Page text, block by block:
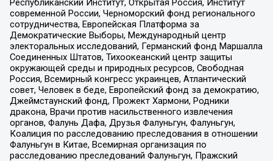
Республиканский Институт, Открытая Россия, Институт
современной России, Черноморский фонд регионального
сотрудничества, Европейская Платформа за
Демократические Выборы, Международный центр
электоральных исследований, Германский фонд Маршалла
Соединенных Штатов, Тихоокеанский центр защиты
окружающей среды и природных ресурсов, Свободная
Россия, Всемирный конгресс украинцев, Атлантический
совет, Человек в беде, Европейский фонд за демократию,
Джеймстаунский фонд, Прожект Хармони, Родники
дракона, Врачи против насильственного извлечения
органов, Фалунь Дафа, Друзья Фалуньгун, Фалуньгун,
Коалиция по расследованию преследования в отношении
Фалуньгун в Китае, Всемирная организация по
расследованию преследований Фалуньгун, Пражский